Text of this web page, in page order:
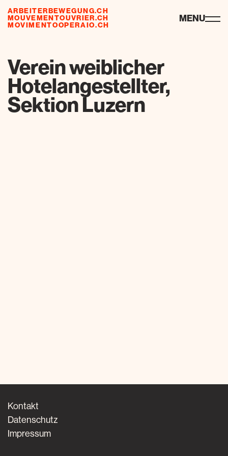
ARBEITERBEWEGUNG.CH
MOUVEMENTOUVRIER.CH
MOVIMENTOOPERAIO.CH
ressourcen MENU
Verein weiblicher
Hotelangestellter,
Sektion Luzern
Kontakt
Datenschutz
Impressum